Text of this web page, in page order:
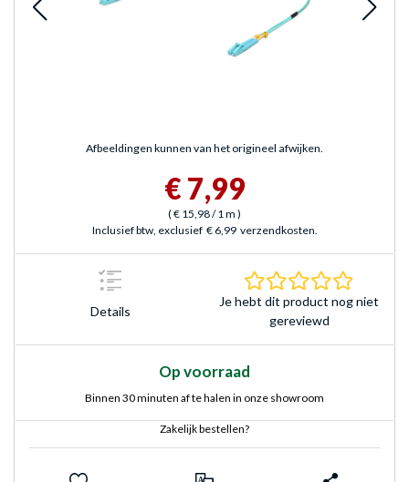
Afbeeldingen kunnen van het origineel afwijken.
€ 7,99
(€ 15,98/ 1 m )
Inclusief btw, exclusief € 6,99 verzendkosten.
Details
Je hebt dit product nog niet
gereviewd
Op voorraad
Binnen 30 minuten af te halen in onze showroom
Zakelijk bestellen?